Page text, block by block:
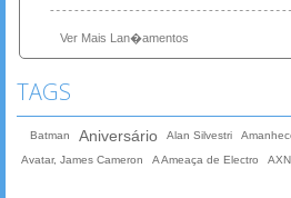
Ver Mais Lan�amentos
TAGS
Batman Aniversário Alan Silvestri
Avatar, James Cameron
A Ameaça de Electro AXN